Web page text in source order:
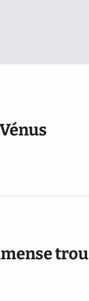
trou